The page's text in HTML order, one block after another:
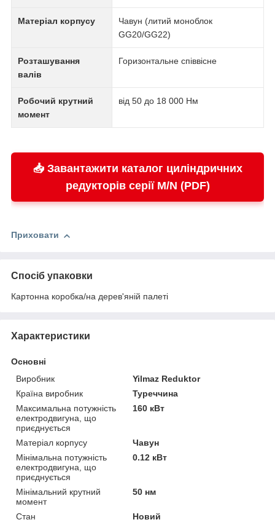
Матеріал корпусу
Чавун (литий моноблок
GG20/GG22)
Розташування
валів
Горизонтальне співвісне
Робочий крутний
момент
від 50 до 18 000 Нм
📥 Завантажити каталог циліндричних
редукторів серії M/N (PDF)
Приховати
Спосіб упаковки
Картонна коробка/на дерев'яній палеті
Характеристики
Основні
Виробник
Yilmaz Reduktor
Країна виробник
Туреччина
Максимальна потужність
електродвигуна, що
приєднується
160 кВт
Матеріал корпусу
Чавун
Мінімальна потужність
електродвигуна, що
приєднується
0.12 кВт
Мінімальний крутний
момент
50 нм
Стан
Новий